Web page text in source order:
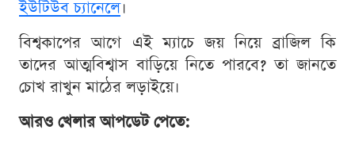
ইউটিউব চ্যানেলে।
বিশ্বকাপের আগে এই ম্যাচে জয় নিয়ে ব্রাজিল কি
তাদের আত্মবিশ্বাস বাড়িয়ে নিতে পারবে? তা জানতে
চোখ রাখুন মাঠের লড়াইয়ে।
আরও খেলার আপডেট পেতে: